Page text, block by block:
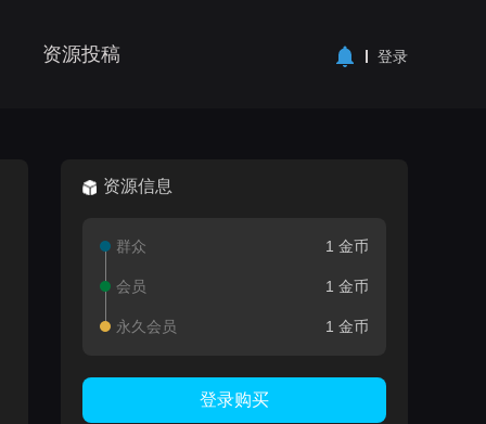
资源投稿 登录
资源信息
群众 1 金币
会员 1 金币
永久会员 1 金币
登录购买